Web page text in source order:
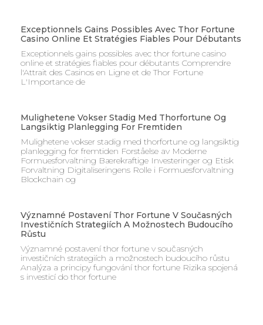
Exceptionnels Gains Possibles Avec Thor Fortune
Casino Online Et Stratégies Fiables Pour Débutants
Exceptionnels gains possibles avec thor fortune casino
online et stratégies fiables pour débutants Comprendre
l'Attrait des Casinos en Ligne et de Thor Fortune
L'Importance de
Mulighetene Vokser Stadig Med Thorfortune Og
Langsiktig Planlegging For Fremtiden
Mulighetene vokser stadig med thorfortune og langsiktig
planlegging for fremtiden Forståelse av Moderne
Formuesforvaltning Bærekraftige Investeringer og Etisk
Forvaltning Digitaliseringens Rolle i Formuesforvaltning
Blockchain og
Významné Postavení Thor Fortune V Současných
Investičních Strategiích A Možnostech Budoucího
Růstu
Významné postavení thor fortune v současných
investičních strategiích a možnostech budoucího růstu
Analýza a principy fungování thor fortune Rizika spojená
s investicí do thor fortune